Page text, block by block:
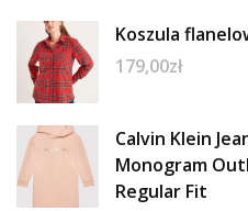
Koszula
179,00zł
Calvin Klein
Monogram
Regular Fit